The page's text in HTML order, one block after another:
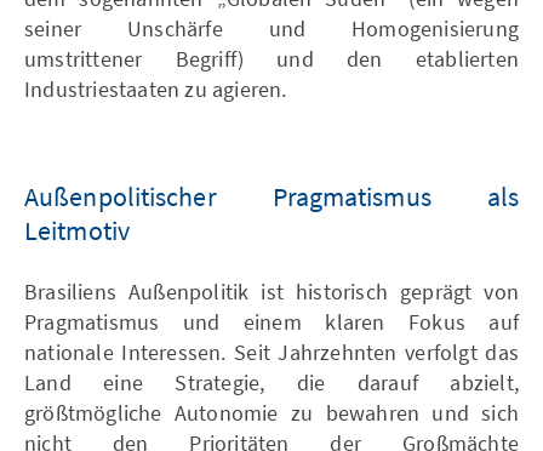
seiner Unschärfe und Homogenisierung
umstrittener Begriff) und den etablierten
Industriestaaten zu agieren.
Außenpolitischer Pragmatismus als
Leitmotiv
Brasiliens Außenpolitik ist historisch geprägt von
Pragmatismus und einem klaren Fokus auf
nationale Interessen. Seit Jahrzehnten verfolgt das
Land eine Strategie, die darauf abzielt,
größtmögliche Autonomie zu bewahren und sich
nicht den Prioritäten der Großmächte